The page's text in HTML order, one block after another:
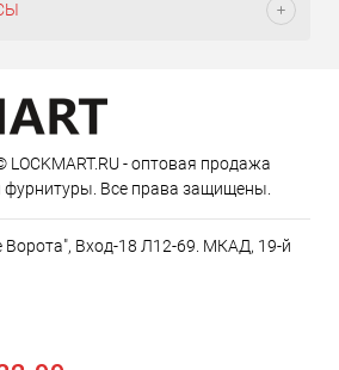
- оптовая продажа
фурнитуры. Все права защищены.
Вход-18 Л12-69. МКАД, 19-й